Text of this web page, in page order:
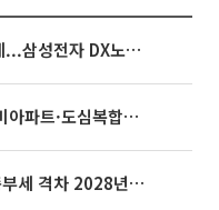
3445억 자사주 지급 마쳤는데...삼성전자 DX노조, 뒤늦은 '떼쓰기 집회'
영끌 '주택공급' 대책 임박⋯비아파트·도심복합까지 총동원
종부세 개편에도…1·3주택 종부세 격차 2028년부터 확대